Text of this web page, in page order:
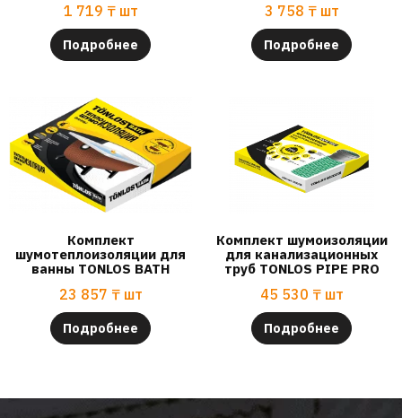
1 719 ₸ шт
Подробнее
3 758 ₸ шт
Подробнее
Комплект
шумотеплоизоляции для
ванны TONLOS BATH
23 857 ₸ шт
Подробнее
Комплект шумоизоляции
для канализационных
труб TONLOS PIPE PRO
45 530 ₸ шт
Подробнее